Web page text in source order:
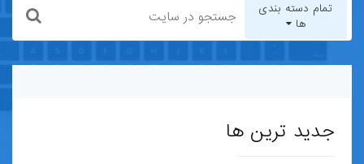
تمام دسته بندی
ها
تمام دسته بندی ها
قالب-وردپرس
جدید ترین ها